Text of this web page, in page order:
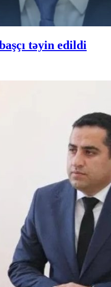
təyin edildi